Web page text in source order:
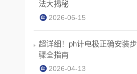
法大揭秘
2026-06-15
超详细！ph计电极正确安装步
骤全指南
2026-04-13